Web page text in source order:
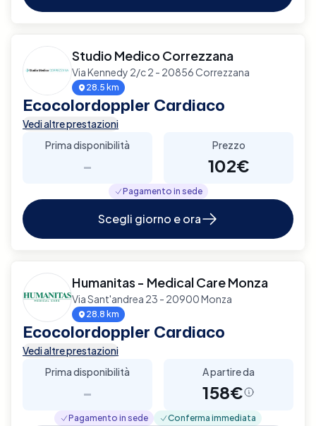
Studio Medico Correzzana
Via Kennedy 2/c 2 - 20856 Correzzana
28.5 km
Ecocolordoppler Cardiaco
Vedi altre prestazioni
Prima disponibilità
-
Prezzo
102€
Pagamento in sede
Scegli giorno e ora
Humanitas - Medical Care Monza
Via Sant'andrea 23 - 20900 Monza
28.8 km
Ecocolordoppler Cardiaco
Vedi altre prestazioni
Prima disponibilità
-
A partire da
158€
Pagamento in sede Conferma immediata